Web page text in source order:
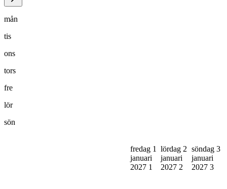
mån
tis
ons
tors
fre
lör
sön
fredag 1
januari
2027 1
lördag 2
januari
2027 2
söndag 3
januari
2027 3